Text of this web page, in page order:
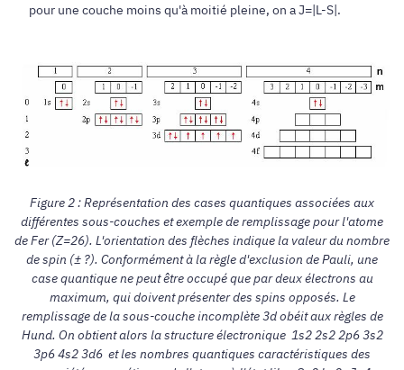
pour une couche moins qu'à moitié pleine, on aJ=|L-S|.
Figure 2 : Représentation des cases quantiques associées aux
différentes sous-couches et exemple de remplissage pour l'atome
de Fer (Z=26). L'orientation des flèches indique la valeur du nombre
de spin (± ?). Conformément à la règle d'exclusion de Pauli, une
case quantique ne peut être occupé que par deux électrons au
maximum, qui doivent présenter des spins opposés. Le
remplissage de la sous-couche incomplète 3d obéit aux règles de
Hund. On obtient alors la structure électronique 1s2 2s2 2p6 3s2
3p6 4s2 3d6 et les nombres quantiques caractéristiques des